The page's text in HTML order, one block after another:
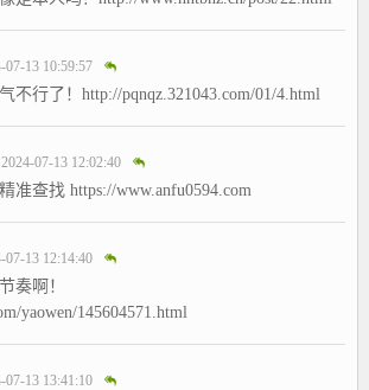
07-13 10:59:57
不行了！http://pqnqz.321043.com/01/4.html
2024-07-13 12:02:40
准查找 https://www.anfu0594.com
07-13 12:14:40
奏啊！
yaowen/145604571.html
07-13 13:41:10